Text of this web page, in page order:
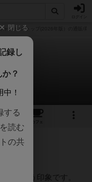
キャント･ストップ(2026年版）の通販/商
プ
ュー
カフェ
ムという印象です。
閉じる
録し
？
！
する
読む
の共